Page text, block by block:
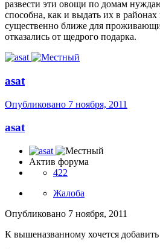
развести эти овощи по домам
способна, как и выдать их в районах
существенно ближе для
отказались от щедрого подарка.
asat
Опубликовано 7 ноября, 2011
asat
Актив форума
422
Жалоба
Опубликовано 7 ноября, 2011
К вышеназванному хочется